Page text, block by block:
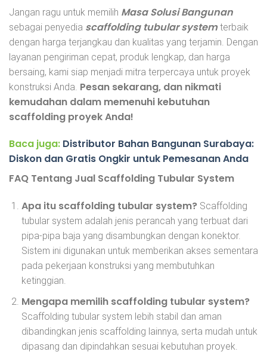
Jangan ragu untuk memilih Masa Solusi Bangunan
sebagai penyedia scaffolding tubular systemterbaik
dengan harga terjangkau dan kualitas yang terjamin. Dengan
layanan pengiriman cepat, produk lengkap, dan harga
bersaing, kami siap menjadi mitra terpercaya untuk proyek
konstruksi Anda. Pesan sekarang, dan nikmati
kemudahan dalam memenuhi kebutuhan
scaffolding proyek Anda!
Baca juga: Distributor Bahan Bangunan Surabaya:
Diskon dan Gratis Ongkir untuk Pemesanan Anda
FAQ Tentang Jual Scaffolding Tubular System
Apa itu scaffolding tubular system?Scaffolding
tubular system adalah jenis perancah yang terbuat dari
pipa-pipa baja yang disambungkan dengan konektor.
Sistem ini digunakan untuk memberikan akses sementara
pada pekerjaan konstruksi yang membutuhkan
ketinggian.
Mengapa memilih scaffolding tubular system?
Scaffolding tubular system lebih stabil dan aman
dibandingkan jenis scaffolding lainnya, serta mudah untuk
dipasang dan dipindahkan sesuai kebutuhan proyek.